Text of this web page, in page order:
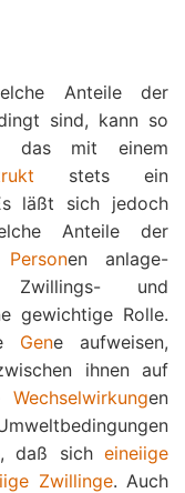
Anteile der
sind, kann so
das mit einem
stets ein
läßt sich jedoch
Anteile der
Personen anlage-
und
gewichtige Rolle.
Gene aufweisen,
ihnen auf
Wechselwirkungen
daß sich eineiige
Zwillinge. Auch